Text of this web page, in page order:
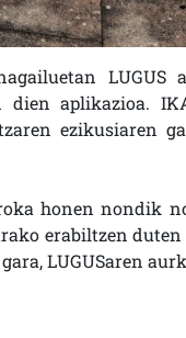
LUGUS
aplikazioa.
ezikusiaren
honen nondik
erabiltzen
LUGUSaren